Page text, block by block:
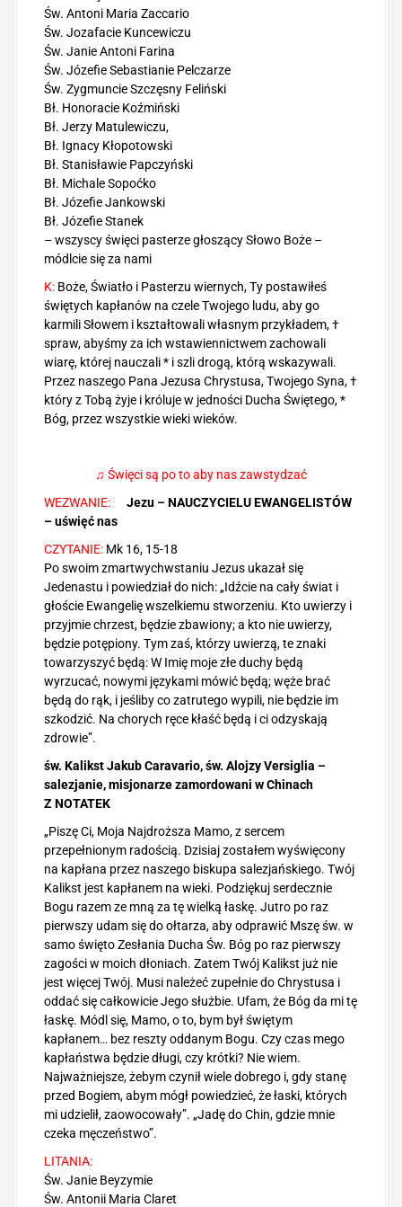
Św. Antoni Maria Zaccario
Św. Jozafacie Kuncewiczu
Św. Janie Antoni Farina
Św. Józefie Sebastianie Pelczarze
Św. Zygmuncie Szczęsny Feliński
Bł. Honoracie Koźmiński
Bł. Jerzy Matulewiczu,
Bł. Ignacy Kłopotowski
Bł. Stanisławie Papczyński
Bł. Michale Sopoćko
Bł. Józefie Jankowski
Bł. Józefie Stanek
– wszyscy święci pasterze głoszący Słowo Boże –
módlcie się za nami
K: Boże, Światło i Pasterzu wiernych, Ty postawiłeś
świętych kapłanów na czele Twojego ludu, aby go
karmili Słowem i kształtowali własnym przykładem, †
spraw, abyśmy za ich wstawiennictwem zachowali
wiarę, której nauczali * i szli drogą, którą wskazywali.
Przez naszego Pana Jezusa Chrystusa, Twojego Syna, †
który z Tobą żyje i króluje w jedności Ducha Świętego, *
Bóg, przez wszystkie wieki wieków.
♫ Święci są po to aby nas zawstydzać
WEZWANIE: Jezu – NAUCZYCIELU EWANGELISTÓW
– uświęć nas
CZYTANIE: Mk 16, 15-18
Po swoim zmartwychwstaniu Jezus ukazał się
Jedenastu i powiedział do nich: „Idźcie na cały świat i
głoście Ewangelię wszelkiemu stworzeniu. Kto uwierzy i
przyjmie chrzest, będzie zbawiony; a kto nie uwierzy,
będzie potępiony. Tym zaś, którzy uwierzą, te znaki
towarzyszyć będą: W Imię moje złe duchy będą
wyrzucać, nowymi językami mówić będą; węże brać
będą do rąk, i jeśliby co zatrutego wypili, nie będzie im
szkodzić. Na chorych ręce kłaść będą i ci odzyskają
zdrowie”.
św. Kalikst Jakub Caravario, św. Alojzy Versiglia –
salezjanie, misjonarze zamordowani w Chinach
Z NOTATEK
„Piszę Ci, Moja Najdroższa Mamo, z sercem
przepełnionym radością. Dzisiaj zostałem wyświęcony
na kapłana przez naszego biskupa salezjańskiego. Twój
Kalikst jest kapłanem na wieki. Podziękuj serdecznie
Bogu razem ze mną za tę wielką łaskę. Jutro po raz
pierwszy udam się do ołtarza, aby odprawić Mszę św. w
samo święto Zesłania Ducha Św. Bóg po raz pierwszy
zagości w moich dłoniach. Zatem Twój Kalikst już nie
jest więcej Twój. Musi należeć zupełnie do Chrystusa i
oddać się całkowicie Jego służbie. Ufam, że Bóg da mi tę
łaskę. Módl się, Mamo, o to, bym był świętym
kapłanem… bez reszty oddanym Bogu. Czy czas mego
kapłaństwa będzie długi, czy krótki? Nie wiem.
Najważniejsze, żebym czynił wiele dobrego i, gdy stanę
przed Bogiem, abym mógł powiedzieć, że łaski, których
mi udzielił, zaowocowały”. „Jadę do Chin, gdzie mnie
czeka męczeństwo”.
LITANIA:
Św. Janie Beyzymie
Św. Antonii Maria Claret